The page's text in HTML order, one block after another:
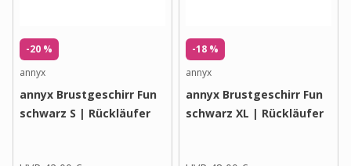
-20 %
annyx
annyx Brustgeschirr Fun
schwarz S | Rückläufer
-18 %
annyx
annyx Brustgeschirr Fun
schwarz XL | Rückläufer